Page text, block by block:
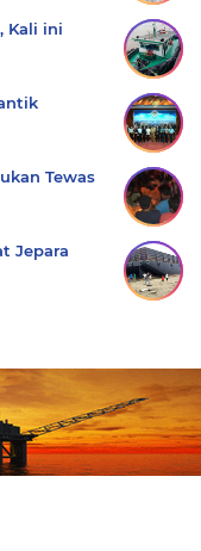
Kali ini
Tewas
Jepara